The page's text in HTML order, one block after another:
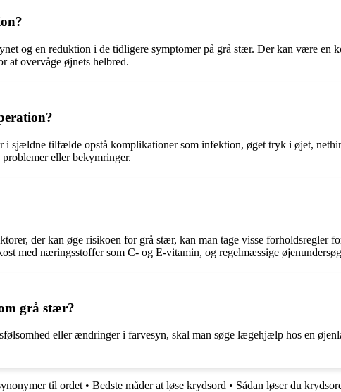
og en reduktion i de tidligere symptomer på grå stær. Der kan være en
at overvåge øjnets helbred.
i sjældne tilfælde opstå komplikationer som infektion, øget tryk i øjet,
eller bekymringer.
der kan øge risikoen for grå stær, kan man tage visse forholdsregler
med næringsstoffer som C- og E-vitamin, og regelmæssige
grå stær?
eller ændringer i farvesyn, skal man søge lægehjælp hos en
til ordet• Bedste måder at løse krydsord • Sådan løser du